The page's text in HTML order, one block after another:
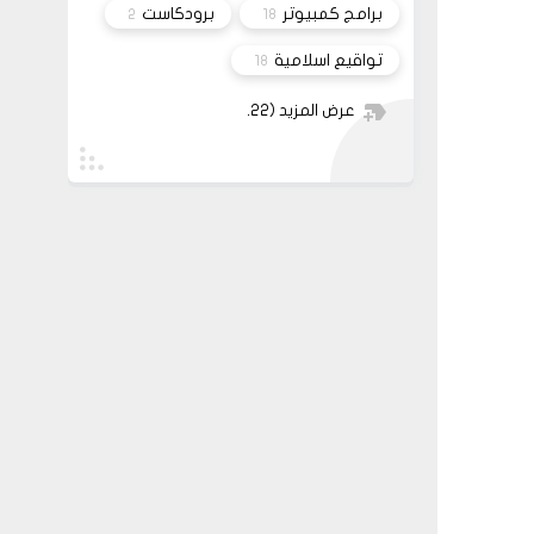
برامج كمبيوتر 18 برودكاست 2
تواقيع اسلامية 18
عرض المزيد (22)